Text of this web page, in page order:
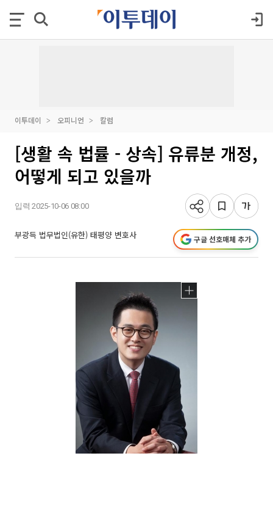
이투데이 오피니언 칼럼
[생활 속 법률 - 상속] 유류분 개정,
어떻게 되고 있을까
입력 2025-10-06 08:00
부광득 법무법인(유한) 태평양 변호사 구글 선호매체 추가